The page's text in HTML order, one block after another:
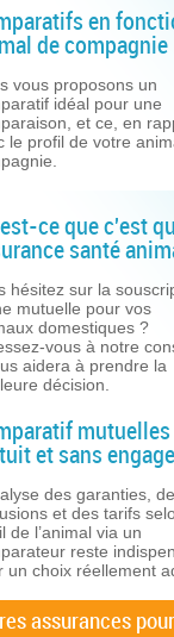
en
de compagnie
vous proposons un
idéal pour une
et ce, en
le profil de votre
ce que c'est
santé
hésitez sur la
mutuelle pour vos
domestiques ?
vous à notre
aidera à prendre la
décision.
et sans
des garanties,
et des tarifs
de l’animal via un
reste
un choix réellement
assurances